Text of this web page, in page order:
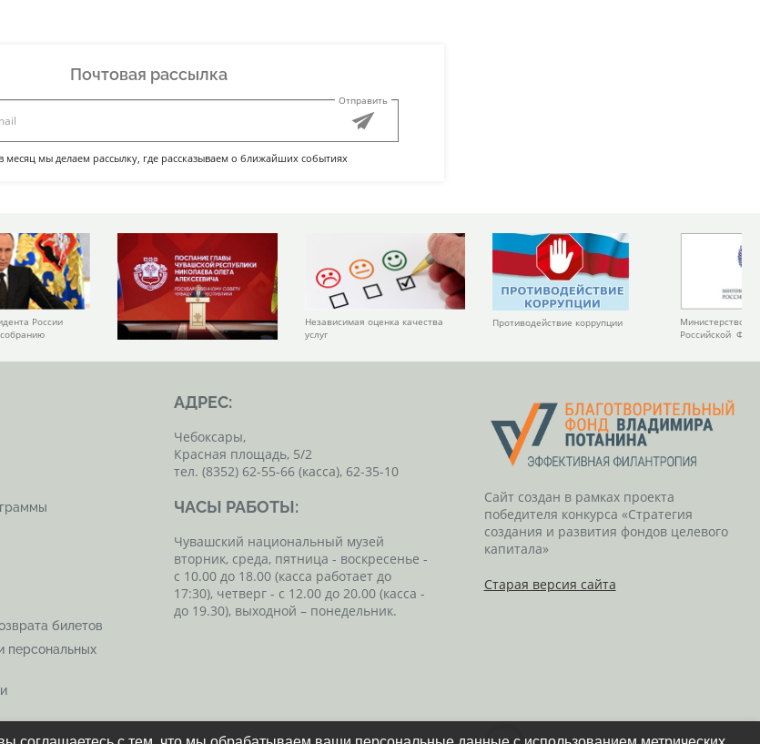
Почтовая рассылка
Отправить
месяц мы делаем рассылку, где рассказываем о ближайших событиях
России
Независимая оценка качества
услуг
Противодействие коррупции
Министерство
Российской
билетов
персональных
АДРЕС:
Чебоксары,
Красная площадь, 5/2
тел. (8352) 62-55-66 (касса), 62-35-10
ЧАСЫ РАБОТЫ:
Чувашский национальный музей
вторник, среда, пятница - воскресенье -
с 10.00 до 18.00 (касса работает до
17:30), четверг - с 12.00 до 20.00 (касса -
до 19.30), выходной – понедельник.
Сайт создан в рамках проекта
победителя конкурса «Стратегия
создания и развития фондов целевого
капитала»
Старая версия сайта